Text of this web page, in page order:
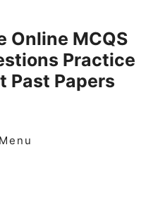
Online MCQS
Practice
Past Papers
Menu